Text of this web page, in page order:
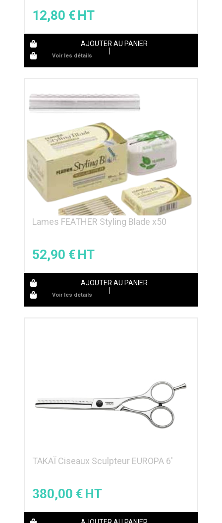
12,80 €
AJOUTER AU PANIER
Voir les détails
Lames FEATHER Styling Blade x50
52,90 €
AJOUTER AU PANIER
Voir les détails
TAKAÏ Ciseaux Sculpteur EUROPA 6′
380,00 €